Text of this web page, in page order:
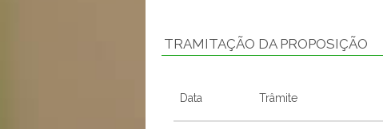
TRAMITAÇÃO DA PROPOSIÇÃO
Data Trâmite